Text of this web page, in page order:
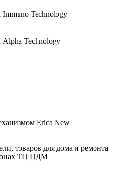
Technology
Alpha Technology
Erica New
товаров для дома и ремонта
ТЦ ЦДМ